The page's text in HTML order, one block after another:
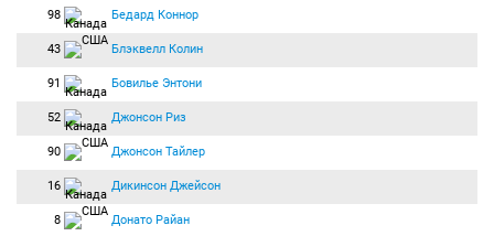
98 Бедард Коннор
43 Блэквелл Колин
91 Бовилье Энтони
52 Джонсон Риз
90 Джонсон Тайлер
16 Дикинсон Джейсон
8 Донато Райан